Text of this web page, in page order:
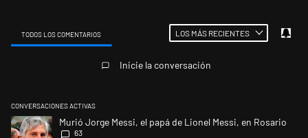
TODOS LOS COMENTARIOS LOS MÁS RECIENTES
Inicie la conversación
CONVERSACIONES ACTIVAS
Este listado muestra los artículos con más comentarios en los últimos
Un artículo de tendencia con el título "Murió Jorge Messi, el papá de
Murió Jorge Messi, el papá de Lionel Messi, en Rosario
63